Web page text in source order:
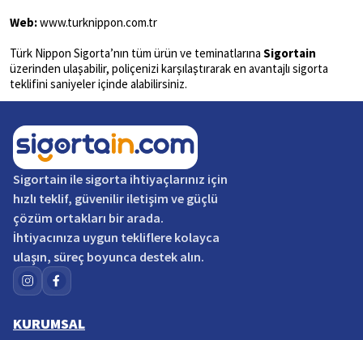
Web:www.turknippon.com.tr
Türk Nippon Sigorta’nın tüm ürün ve teminatlarına Sigortain
üzerinden ulaşabilir, poliçenizi karşılaştırarak en avantajlı sigorta
teklifini saniyeler içinde alabilirsiniz.
Sigortain ile sigorta ihtiyaçlarınız için
hızlı teklif, güvenilir iletişim ve güçlü
çözüm ortakları bir arada.
İhtiyacınıza uygun tekliflere kolayca
ulaşın, süreç boyunca destek alın.
KURUMSAL